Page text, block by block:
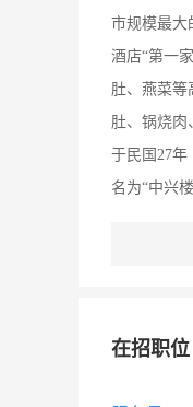
市规模最大
酒店“第一
肚、燕菜等
肚、锅烧肉
于民国27年
名为“中兴
回族食品
局命名为“
在招职位